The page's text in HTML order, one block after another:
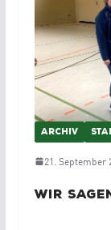
ARCHIV
21. September
Wir